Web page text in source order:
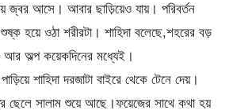
জ্বর আসে। আবার ছাড়িয়েও যায়। পরিবর্তন
হয়ে ওঠা শরীরটা। শাহিদা বলেছে,শহরের বড়
আর অল্প কয়েকদিনের মধ্যেই।
শাহিদা দরজাটা বাইরে থেকে টেনে দেয়।
ছেলে সালাম শুয়ে আছে।ফয়েজের সাথে কথা হয়